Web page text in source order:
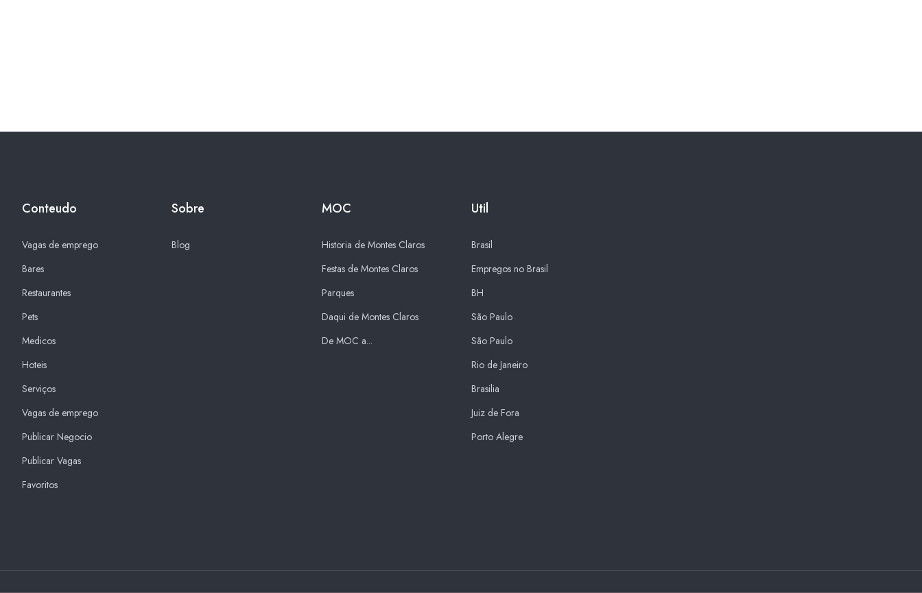
Conteudo
Vagas de emprego
Bares
Restaurantes
Pets
Medicos
Hoteis
Serviços
Vagas de emprego
Publicar Negocio
Publicar Vagas
Favoritos
Sobre
Blog
MOC
Historia de Montes Claros
Festas de Montes Claros
Parques
Daqui de Montes Claros
De MOC a...
Util
Brasil
Empregos no Brasil
BH
São Paulo
São Paulo
Rio de Janeiro
Brasilia
Juiz de Fora
Porto Alegre